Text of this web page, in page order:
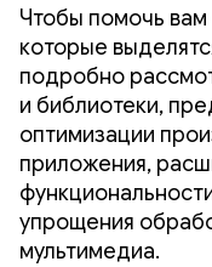
Чтобы помочь
которые
подробно
и библиотеки,
оптимизации
приложения,
упрощения
мультимедиа.